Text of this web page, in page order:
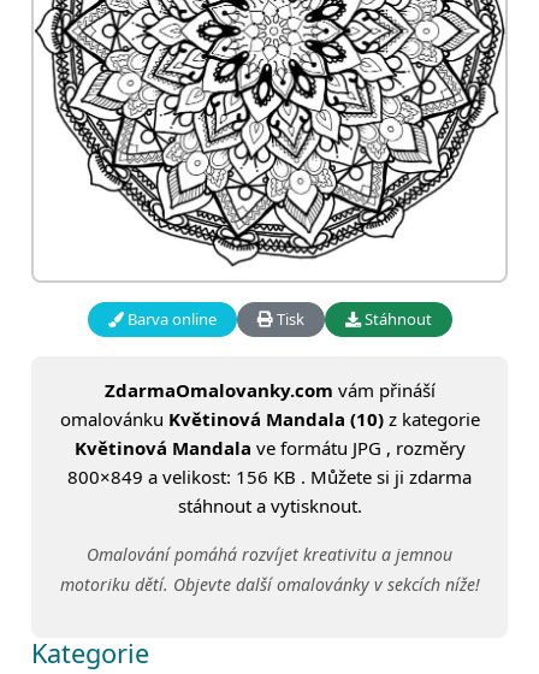
Barva online Tisk Stáhnout
ZdarmaOmalovanky.com vám přináší
omalovánku Květinová Mandala (10)z kategorie
Květinová Mandala ve formátu JPG , rozměry
800×849 a velikost: 156 KB . Můžete si ji zdarma
stáhnout a vytisknout.
Omalování pomáhá rozvíjet kreativitu a jemnou
motoriku dětí. Objevte další omalovánky v sekcích níže!
Kategorie